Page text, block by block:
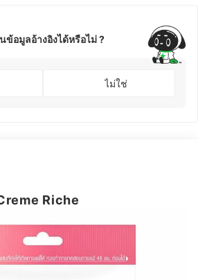
อมูลอ้างอิงได้หรือไม่ ?
ไม่ใช่
Riche